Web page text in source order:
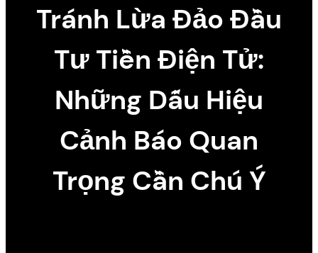
Tránh Lừa Đảo Đầu
Tư Tiền Điện Tử:
Những Dấu Hiệu
Cảnh Báo Quan
Trọng Cần Chú Ý